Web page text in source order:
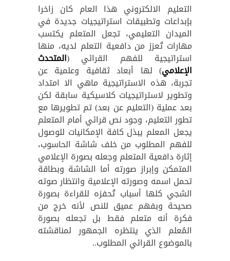
التعليم الالكتروني هذا العام كان زاخرا
بإبداعات وتطبيقات استراتيجيات جديدة في
الميدان التعليمي، تجعل المتعلم يكتسب
مهارات تُعزز من دافعية التعلم لديه، منها
استراتيجية للفهم القرائي (المتحدث
الإعلامي) لها أبعاد ثقافية وعلمية عن
تجربة، هذه الاستراتيجية ماهي الا امتداد
وتطوير لاستراتيجيات كلاسيكية سابقة لكن
بعد عملية (التعليم عن بعد) تم تطويرها مع
تطور التعليم، وجود نص قرائي أمام المتعلم
يجعل المعلم يبذل كافة الإمكانيات للوصول
للفهم المطلوب من خلف شاشة الحاسوب،
إثارة دافعية المتعلم وجعله بصورة الإعلامي
المتمكن وإبراز صورته أما الشاشة وبطاقة
تحمل اسمه وصورته الإعلامية وانتظار صوته
الشجي كلها أسباب تُحفزه للقراءة بصورة
صحيحة وبفهم عميق للنص لأنه خرج من
فكرة أنه متعلم فقط بل تجعله بصورة
المُعلم الذي ينتظره الجمهور لمناقشته
بالموضوع القرائي المطلوب..